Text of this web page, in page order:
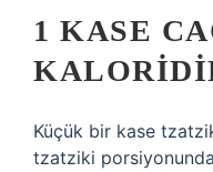
1 KASE
Küçük bir kase
tzatziki